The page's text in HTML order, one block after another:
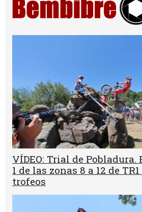
VÍDEO: Trial de Pobladura.
1 de las zonas 8 a 12 de
trofeos